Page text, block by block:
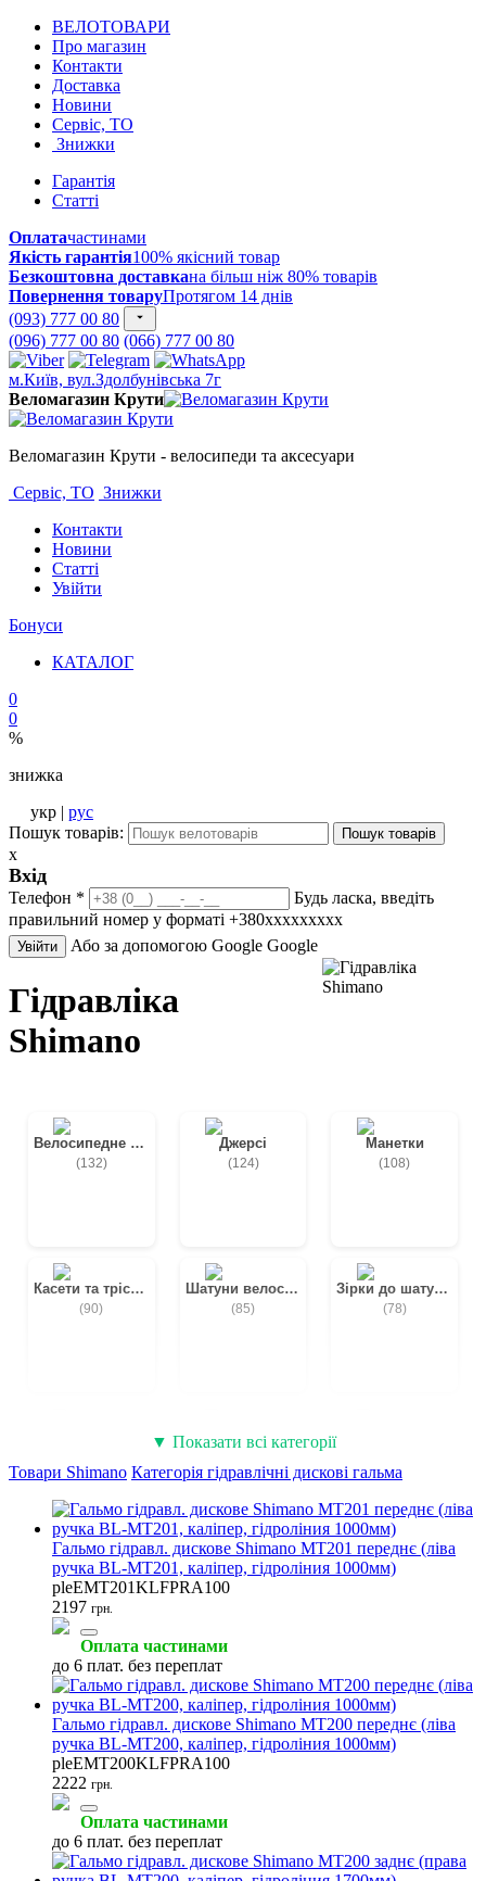
ВЕЛОТОВАРИ
Про магазин
Контакти
Доставка
Новини
Сервіс, ТО
Знижки
Гарантія
Статті
Оплатачастинами
Якість гарантія100% якісний товар
Безкоштовна доставкана більш ніж 80% товарів
Повернення товаруПротягом 14 днів
(093) 777 00 80
(096) 777 00 80 (066) 777 00 80
м.Київ, вул.Здолбунівська 7г
Веломагазин Крути
Веломагазин Крути - велосипеди та аксесуари
Сервіс, ТО Знижки
Контакти
Новини
Статті
Увійти
Бонуси
КАТАЛОГ
0
0
%
знижка
укр | рус
Пошук товарів:
Пошук товарів
x
Вхід
Телефон *
Будь ласка, введіть
правильний номер у форматі +380ххххххххх
Увійти Або за допомогою Google Google
Гідравліка
Shimano
Велосипедне взуття
(132)
Джерсі
(124)
Манетки
(108)
Касети та тріскачки
(90)
Шатуни велосипедні
(85)
Зірки до шатунів
(78)
Втулки велосипедні
(56)
Запчастини до втулок
Запчастини до гальм
(47)
Велосипедні куртки
(36)
Велосипедні рейтузи
(34)
Гальмівні колодки Ротори (гальмівні диски) Каретки велосипедні
▼ Показати всі категорії
Товари Shimano Категорія гідравлічні дискові гальма
Гальмо гідравл. дискове Shimano MT201 переднє (ліва
ручка BL-MT201, каліпер, гідроліния 1000мм)
pleEMT201KLFPRA100
2197 грн.
Оплата частинами
до 6 плат. без переплат
Гальмо гідравл. дискове Shimano MT200 переднє (ліва
ручка BL-MT200, каліпер, гідроліния 1000мм)
pleEMT200KLFPRA100
2222 грн.
Оплата частинами
до 6 плат. без переплат